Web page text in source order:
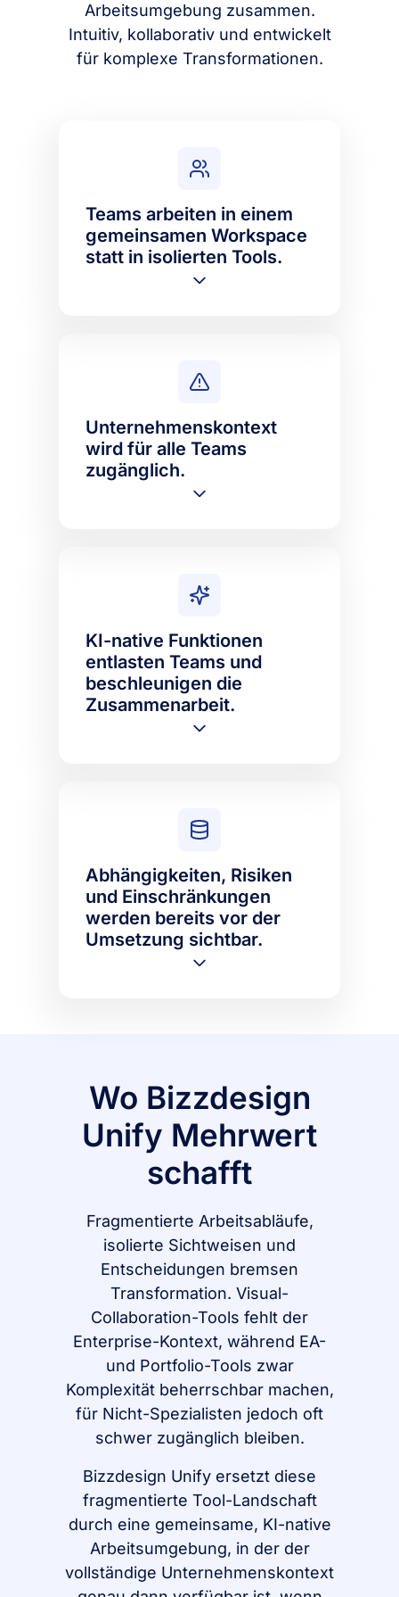
Arbeitsumgebung zusammen.
Intuitiv, kollaborativ und entwickelt
für komplexe Transformationen.
Teams arbeiten in einem
gemeinsamen Workspace
statt in isolierten Tools.
Unternehmenskontext
wird für alle Teams
zugänglich.
KI-native Funktionen
entlasten Teams und
beschleunigen die
Zusammenarbeit.
Abhängigkeiten, Risiken
und Einschränkungen
werden bereits vor der
Umsetzung sichtbar.
Wo Bizzdesign
Unify Mehrwert
schafft
Fragmentierte Arbeitsabläufe,
isolierte Sichtweisen und
Entscheidungen bremsen
Transformation. Visual-
Collaboration-Tools fehlt der
Enterprise-Kontext, während EA-
und Portfolio-Tools zwar
Komplexität beherrschbar machen,
für Nicht-Spezialisten jedoch oft
schwer zugänglich bleiben.
Bizzdesign Unify ersetzt diese
fragmentierte Tool-Landschaft
durch eine gemeinsame, KI-native
Arbeitsumgebung, in der der
vollständige Unternehmenskontext